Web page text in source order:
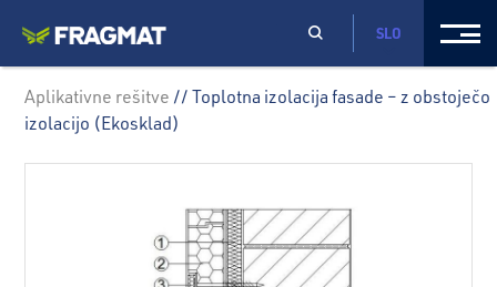
SLO
Aplikativne rešitve // Toplotna izolacija fasade – z obstoječo
izolacijo (Ekosklad)